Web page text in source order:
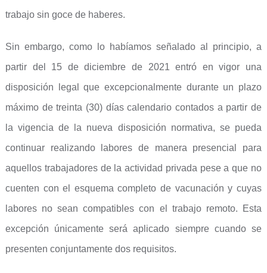
trabajo sin goce de haberes.
Sin embargo, como lo habíamos señalado al principio, a
partir del 15 de diciembre de 2021 entró en vigor una
disposición legal que excepcionalmente durante un plazo
máximo de treinta (30) días calendario contados a partir de
la vigencia de la nueva disposición normativa, se pueda
continuar realizando labores de manera presencial para
aquellos trabajadores de la actividad privada pese a que no
cuenten con el esquema completo de vacunación y cuyas
labores no sean compatibles con el trabajo remoto. Esta
excepción únicamente será aplicado siempre cuando se
presenten conjuntamente dos requisitos.